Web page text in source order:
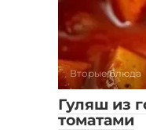
Вторые блюда
Гуляш из
томатами